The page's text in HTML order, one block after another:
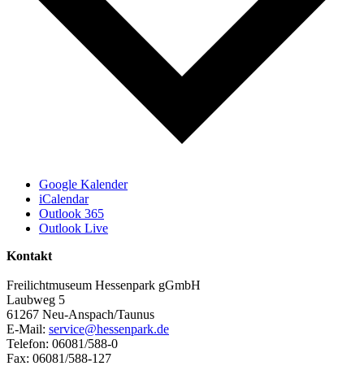
Google Kalender
iCalendar
Outlook 365
Outlook Live
Kontakt
Freilichtmuseum Hessenpark gGmbH
Laubweg 5
61267 Neu-Anspach/Taunus
E-Mail: service@hessenpark.de
Telefon: 06081/588-0
Fax: 06081/588-127